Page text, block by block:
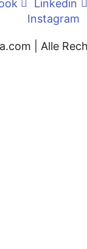
Linkedin
Instagram
| Alle